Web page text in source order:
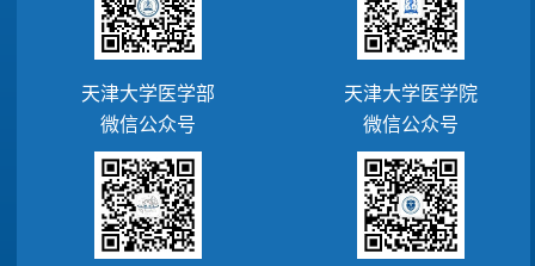
天津大学医学部
微信公众号
天津大学医学院
微信公众号